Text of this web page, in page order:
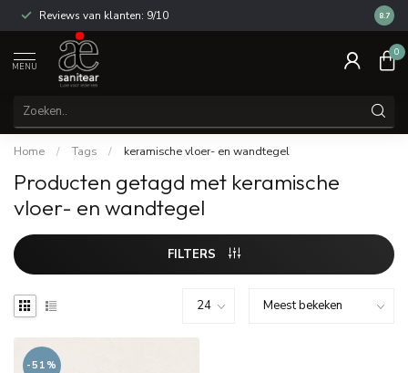
Reviews van klanten: 9/10 14
8.7
MENU
0
Home / Tags / keramische vloer- en wandtegel
Producten getagd met keramische
vloer- en wandtegel
FILTERS
-51%